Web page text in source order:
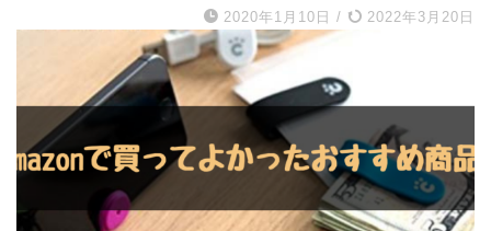
2020年1月10日 / 2022年3月20日